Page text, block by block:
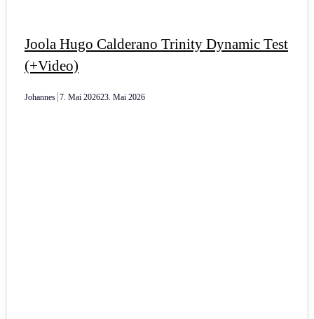
Joola Hugo Calderano Trinity Dynamic Test
(+Video)
Johannes 7. Mai 202623. Mai 2026